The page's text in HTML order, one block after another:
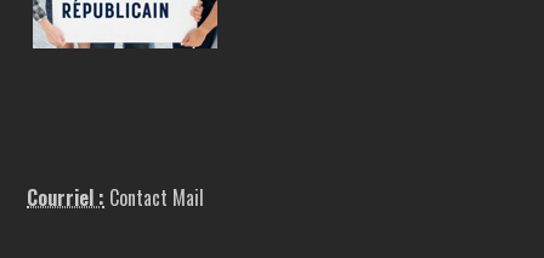
Courriel : Contact Mail